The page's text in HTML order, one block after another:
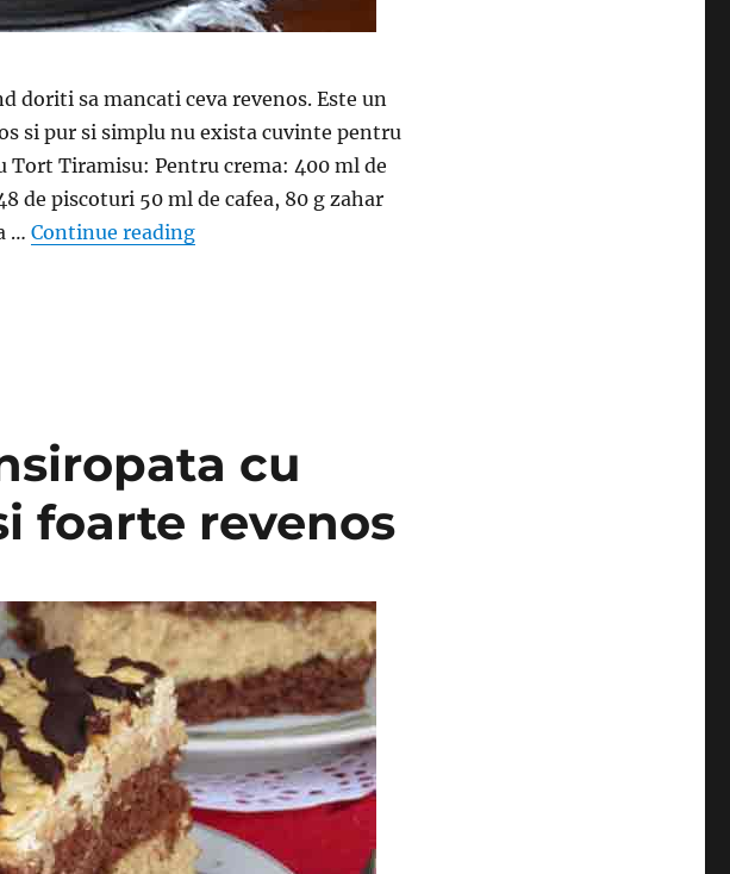
doriti sa mancati ceva revenos. Este un
si pur si simplu nu exista cuvinte pentru
Tiramisu: Pentru crema: 400 ml de
de piscoturi 50 ml de cafea, 80 g zahar
…Continue reading“Tort Tiramisu- Reteta perfecta atunci cand ai pofta de
cu
foarte revenos